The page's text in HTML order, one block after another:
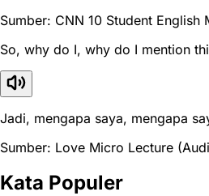
Sumber: CNN 10 Student
So, why do I, why do I mention
Jadi, mengapa saya, mengapa
Sumber: Love Micro Lecture
Kata Populer